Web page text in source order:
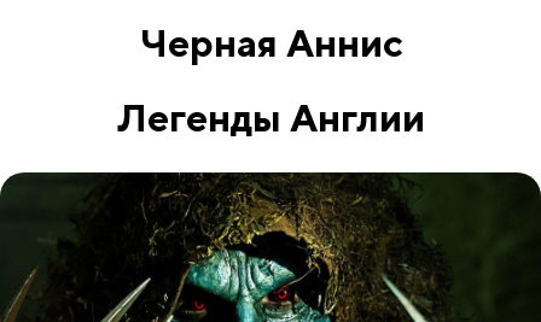
Черная Аннис
Легенды Англии